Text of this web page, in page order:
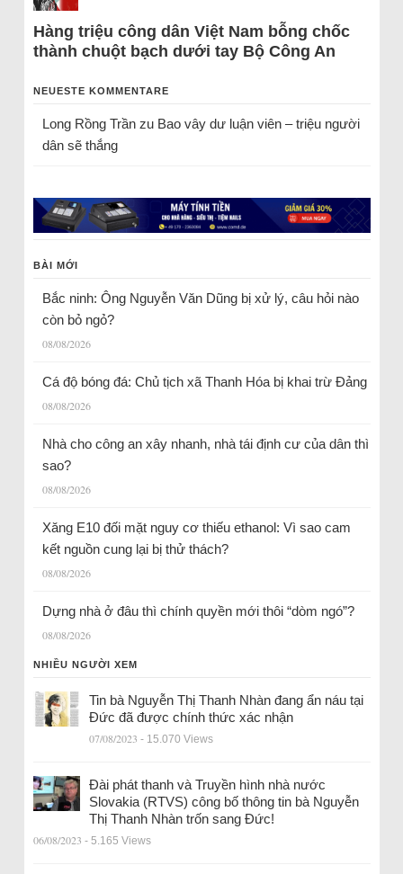
Hàng triệu công dân Việt Nam bỗng chốc
thành chuột bạch dưới tay Bộ Công An
NEUESTE KOMMENTARE
Long Rồng Trầnzu Bao vây dư luận viên – triệu người
dân sẽ thắng
BÀI MỚI
Bắc ninh: Ông Nguyễn Văn Dũng bị xử lý, câu hỏi nào
còn bỏ ngỏ?
08/08/2026
Cá độ bóng đá: Chủ tịch xã Thanh Hóa bị khai trừ Đảng
08/08/2026
Nhà cho công an xây nhanh, nhà tái định cư của dân thì
sao?
08/08/2026
Xăng E10 đối mặt nguy cơ thiếu ethanol: Vì sao cam
kết nguồn cung lại bị thử thách?
08/08/2026
Dựng nhà ở đâu thì chính quyền mới thôi “dòm ngó”?
08/08/2026
NHIỀU NGƯỜI XEM
Tin bà Nguyễn Thị Thanh Nhàn đang ẩn náu tại
Đức đã được chính thức xác nhận
07/08/2023 - 15.070 Views
Đài phát thanh và Truyền hình nhà nước
Slovakia (RTVS) công bố thông tin bà Nguyễn
Thị Thanh Nhàn trốn sang Đức!
06/08/2023 - 5.165 Views